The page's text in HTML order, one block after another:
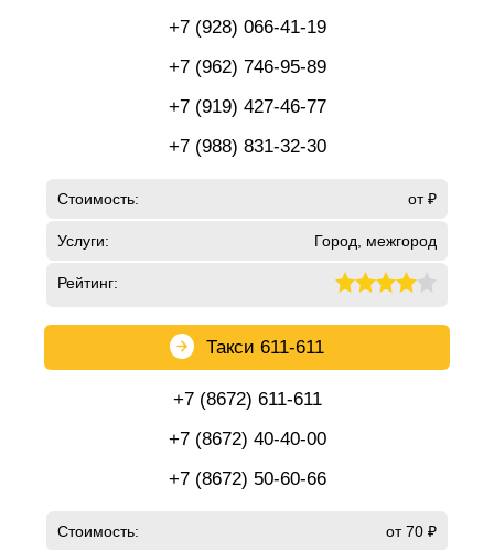
+7 (928) 066-41-19
+7 (962) 746-95-89
+7 (919) 427-46-77
+7 (988) 831-32-30
Стоимость: от ₽
Услуги: Город, межгород
Рейтинг:
Такси 611-611
+7 (8672) 611-611
+7 (8672) 40-40-00
+7 (8672) 50-60-66
Стоимость: от 70 ₽